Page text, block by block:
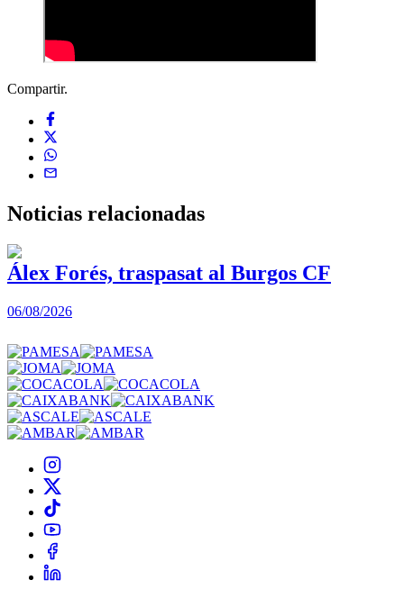
Compartir.
Noticias relacionadas
Álex Forés, traspasat al Burgos CF
06/08/2026